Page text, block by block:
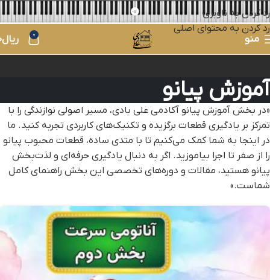
رد کردن به ناوبری
رد کردن به محتوای اصلی
منو
0 ریال
آموزش پیانو
«در بخش آموزش پیانو آکادمی علی بادی، مسیر اصولی نوازندگی را با
تمرکز بر یادگیری قطعات برگزیده و تکنیک‌های کاربردی تجربه کنید. ما
در اینجا به شما کمک می‌کنیم تا با متدی ساده، قطعات محبوب پیانو
را از صفر تا اجرا بیاموزید. اگر به دنبال یادگیری حرفه‌ای و لذت‌بخش
پیانو هستید، مقالات و دوره‌های تخصصی این بخش راهنمای کامل
شماست.»